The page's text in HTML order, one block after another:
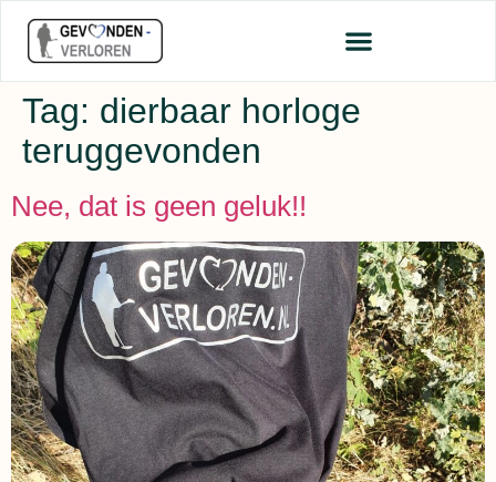
Tag: dierbaar horloge
teruggevonden
Nee, dat is geen geluk!!